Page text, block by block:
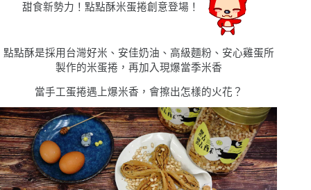
甜食新勢力！點點酥米蛋捲創意登場！
點點酥是採用台灣好米、安佳奶油、高級麵粉、安心雞蛋所
製作的米蛋捲，再加入現爆當季米香
當手工蛋捲遇上爆米香，會擦出怎樣的火花？